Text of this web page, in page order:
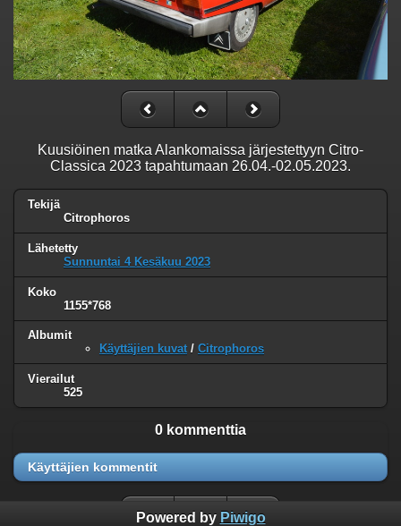
Kuusiöinen matka Alankomaissa järjestettyyn Citro-
Classica 2023 tapahtumaan 26.04.-02.05.2023.
Tekijä
Citrophoros
Lähetetty
Sunnuntai 4 Kesäkuu 2023
Koko
1155*768
Albumit
Käyttäjien kuvat / Citrophoros
Vierailut
525
0 kommenttia
Käyttäjien kommentit
Powered by Piwigo